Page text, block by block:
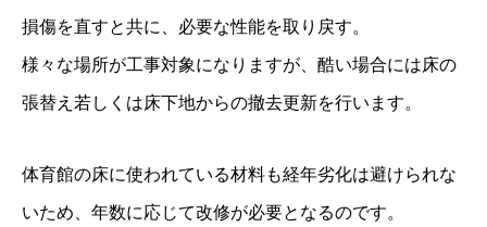
損傷を直すと共に、必要な性能を取り戻す。
様々な場所が工事対象になりますが、酷い場合には床の
張替え若しくは床下地からの撤去更新を行います。
体育館の床に使われている材料も経年劣化は避けられな
いため、年数に応じて改修が必要となるのです。